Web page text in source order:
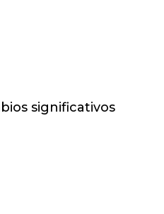
significativos